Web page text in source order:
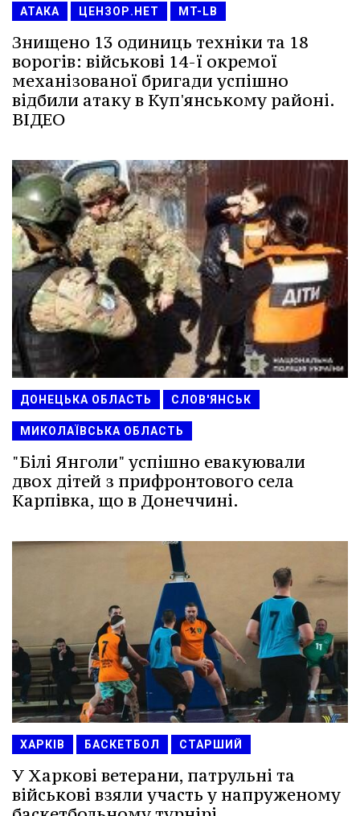
АТАКА ЦЕНЗОР.НЕТ MT-LB
Знищено 13 одиниць техніки та 18
ворогів: військові 14-ї окремої
механізованої бригади успішно
відбили атаку в Куп'янському районі.
ВIДЕО
ДОНЕЦЬКА ОБЛАСТЬ СЛОВ'ЯНСЬК
МИКОЛАЇВСЬКА ОБЛАСТЬ
"Білі Янголи" успішно евакуювали
двох дітей з прифронтового села
Карпівка, що в Донеччині.
ХАРКІВ БАСКЕТБОЛ СТАРШИЙ
У Харкові ветерани, патрульні та
військові взяли участь у напруженому